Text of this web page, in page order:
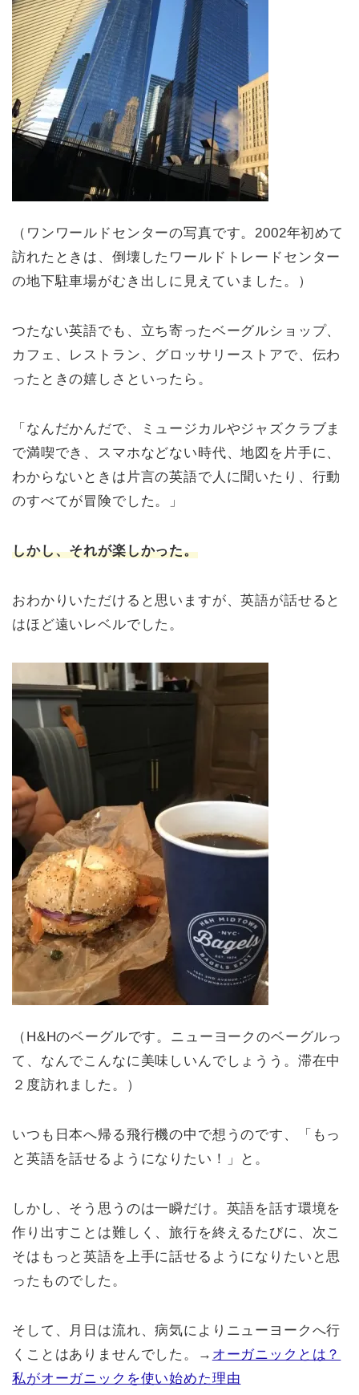
（ワンワールドセンターの写真です。2002年初めて
訪れたときは、倒壊したワールドトレードセンター
の地下駐車場がむき出しに見えていました。）
つたない英語でも、立ち寄ったベーグルショップ、
カフェ、レストラン、グロッサリーストアで、伝わ
ったときの嬉しさといったら。
「なんだかんだで、ミュージカルやジャズクラブま
で満喫でき、スマホなどない時代、地図を片手に、
わからないときは片言の英語で人に聞いたり、行動
のすべてが冒険でした。」
しかし、それが楽しかった。
おわかりいただけると思いますが、英語が話せると
はほど遠いレベルでした。
（H&Hのベーグルです。ニューヨークのベーグルっ
て、なんでこんなに美味しいんでしょうう。滞在中
２度訪れました。）
いつも日本へ帰る飛行機の中で想うのです、「もっ
と英語を話せるようになりたい！」と。
しかし、そう思うのは一瞬だけ。英語を話す環境を
作り出すことは難しく、旅行を終えるたびに、次こ
そはもっと英語を上手に話せるようになりたいと思
ったものでした。
そして、月日は流れ、病気によりニューヨークへ行
くことはありませんでした。→ オーガニックとは？
私がオーガニックを使い始めた理由